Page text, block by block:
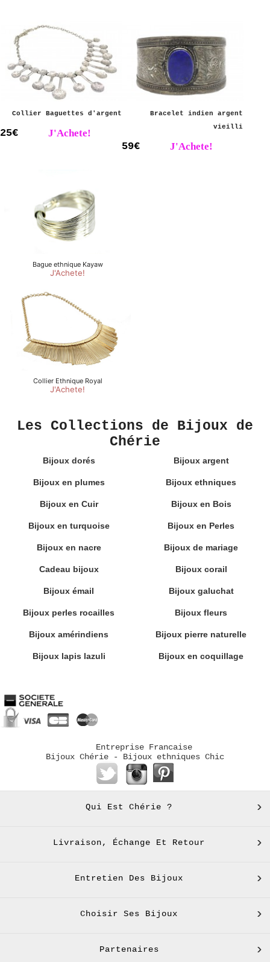
Collier Baguettes d'argent
25€ J'Achete!
Bracelet indien argent
vieilli
59€ J'Achete!
Les Collections de Bijoux de
Chérie
Bijoux dorés Bijoux argent
Bijoux en plumes Bijoux ethniques
Bijoux en Cuir Bijoux en Bois
Bijoux en turquoise Bijoux en Perles
Bijoux en nacre Bijoux de mariage
Cadeau bijoux Bijoux corail
Bijoux émail Bijoux galuchat
Bijoux perles rocailles Bijoux fleurs
Bijoux amérindiens Bijoux pierre naturelle
Bijoux lapis lazuli Bijoux en coquillage
Entreprise Francaise
Bijoux Chérie - Bijoux ethniques Chic
Qui Est Chérie ?
Livraison, Échange Et Retour
Entretien Des Bijoux
Choisir Ses Bijoux
Partenaires